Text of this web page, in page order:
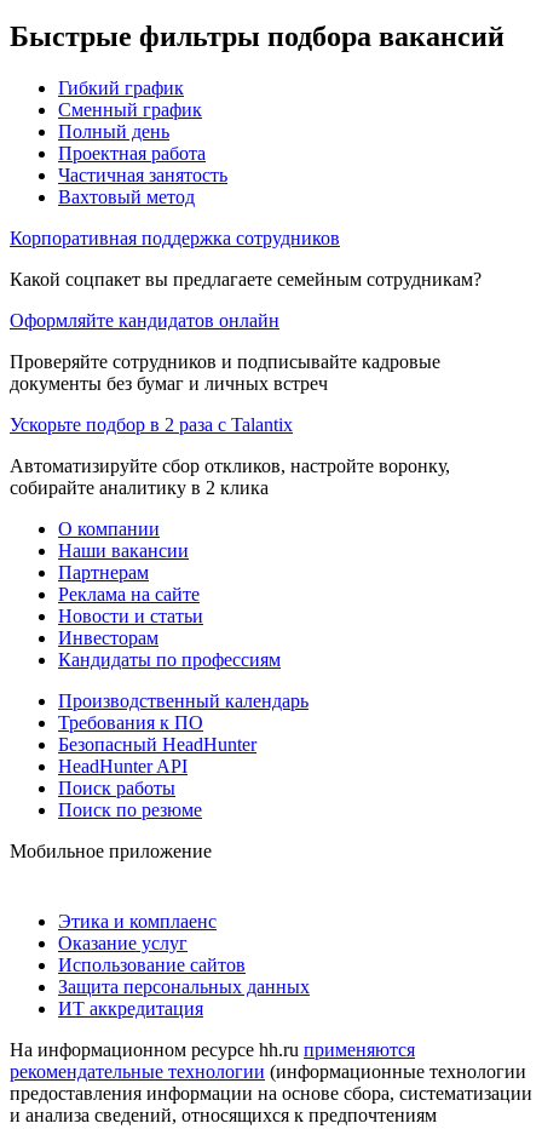
Быстрые фильтры подбора вакансий
Гибкий график
Сменный график
Полный день
Проектная работа
Частичная занятость
Вахтовый метод
Корпоративная поддержка сотрудников
Какой соцпакет вы предлагаете семейным сотрудникам?
Оформляйте кандидатов онлайн
Проверяйте сотрудников и подписывайте кадровые
документы без бумаг и личных встреч
Ускорьте подбор в 2 раза с Talantix
Автоматизируйте сбор откликов, настройте воронку,
собирайте аналитику в 2 клика
О компании
Наши вакансии
Партнерам
Реклама на сайте
Новости и статьи
Инвесторам
Кандидаты по профессиям
Производственный календарь
Требования к ПО
Безопасный HeadHunter
HeadHunter API
Поиск работы
Поиск по резюме
Мобильное приложение
Этика и комплаенс
Оказание услуг
Использование сайтов
Защита персональных данных
ИТ аккредитация
На информационном ресурсе hh.ru применяются
рекомендательные технологии (информационные технологии
предоставления информации на основе сбора, систематизации
и анализа сведений, относящихся к предпочтениям